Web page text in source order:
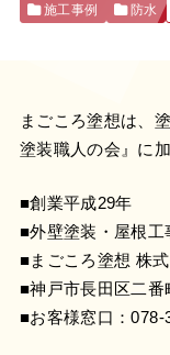
施工事例 防水
まごころ塗想は、
塗装職人の会 』に
■創業平成29年
■外壁塗装・屋根工
■まごころ塗想 株
■神戸市長田区二番
■お客様窓口：078-